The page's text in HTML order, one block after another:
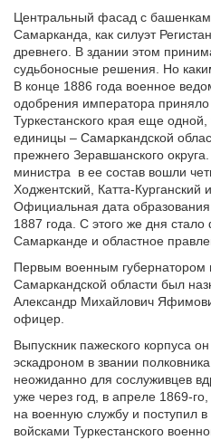
Центральный фасад с
Самарканда, как силуэт
древнего. В здании этом
судьбоносные решения. Но
В конце 1886 года военное
одобрения императора
Туркестанского края еще
единицы – Самаркандской
прежнего Зеравшанского
министра в ее состав вошли
Ходжентский, Катта-Курганский
Официальная дата
1887 года. С этого же дня стало
Самарканде и областное
Первым военным
Самаркандской области был
Александр Михайлович
офицер.
Выпускник пажеского корпуса
эскадроном в звании
неожиданно для сослуживцев
уже через год, в апреле 1869-
на военную службу и поступил
войсками Туркестанского